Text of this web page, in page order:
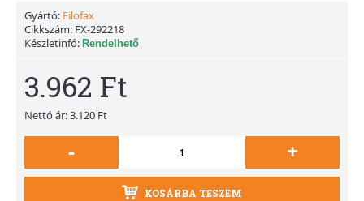
Gyártó: Filofax
Cikkszám: FX-292218
Készletinfó: Rendelhető
3.962 Ft
Nettó ár: 3.120 Ft
- +
KOSÁRBA TESZEM